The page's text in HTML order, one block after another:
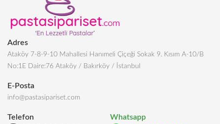
Adres
Ataköy 7-8-9-10 Mahallesi Hanımeli Çiçeği Sokak 9. Kısım A-10/B
No:1E Daire:76 Ataköy / Bakırköy / İstanbul
E-Posta
info@pastasipariset.com
Telefon Whatsapp